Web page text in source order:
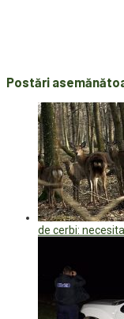
Postări
de cerbi: